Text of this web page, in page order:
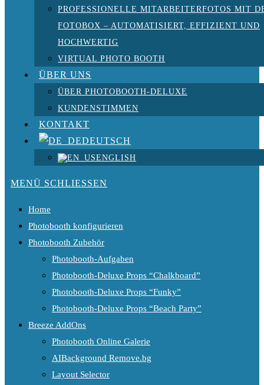
PROFESSIONELLE MITARBEITERFOTOS MIT
FOTOBOX – AUTOMATISIERT, EFFIZIENT UND
HOCHWERTIG
VIRTUAL PHOTO BOOTH
ÜBER UNS
ÜBER PHOTOBOOTH-DELUXE
KUNDENSTIMMEN
KONTAKT
DEUTSCH
ENGLISH
MENÜ SCHLIESSEN
Home
Photobooth konfigurieren
Photobooth Zubehör
Photobooth-Aufgaben
Photobooth-Deluxe Props “Chalkboard”
Photobooth-Deluxe Props “Funky”
Photobooth-Deluxe Props “Beach Party”
Breeze AddOns
Photobooth Online Galerie
AIBackground Remove.bg
Layout Selector